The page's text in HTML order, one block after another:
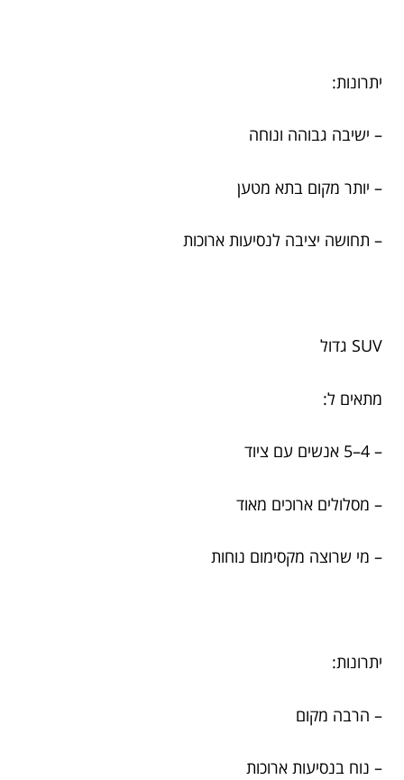
יתרונות:
– ישיבה גבוהה ונוחה
– יותר מקום בתא מטען
– תחושה יציבה לנסיעות ארוכות
SUV גדול
מתאים ל:
– 4–5 אנשים עם ציוד
– מסלולים ארוכים מאוד
– מי שרוצה מקסימום נוחות
יתרונות:
– הרבה מקום
– נוח בנסיעות ארוכות